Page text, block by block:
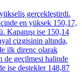
gerçekleştirdi.
en yüksek 150,17,
Kapanışı ise 150,14
çizgisinin altında,
ilk direnç olarak
de geçilmesi halinde
ise destekler 148,87